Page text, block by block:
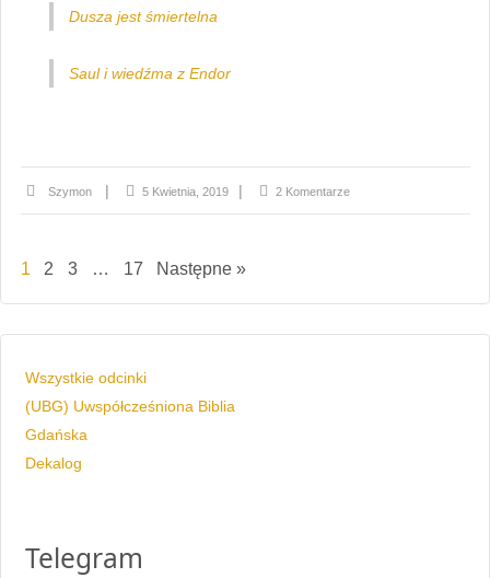
Dusza jest śmiertelna
Saul i wiedźma z Endor
Szymon 5 Kwietnia, 2019 2 Komentarze
1 2 3 … 17 Następne »
Wszystkie odcinki
(UBG) Uwspółcześniona Biblia
Gdańska
Dekalog
Telegram